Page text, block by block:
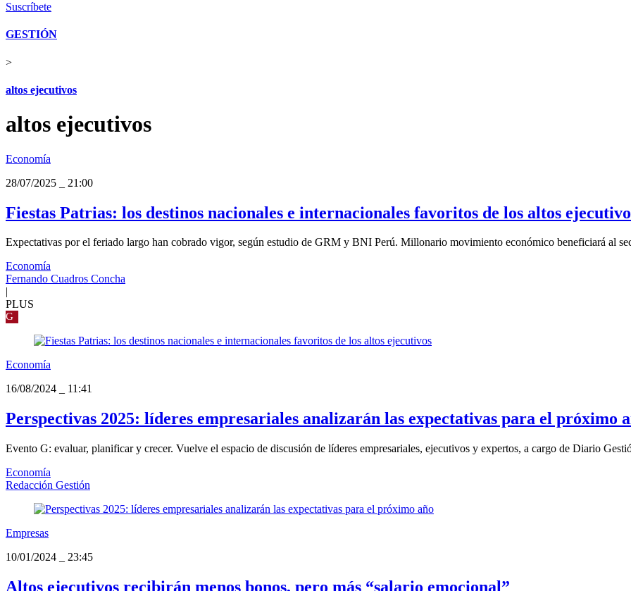
Suscríbete
GESTIÓN
>
altos ejecutivos
altos ejecutivos
Economía
28/07/2025
21:00
Fiestas Patrias: los destinos nacionales e internacionales favoritos de los altos
Expectativas por el feriado largo han cobrado vigor, según estudio de GRM y BNI Perú. Millonario movimiento económico beneficiará al
Economía
Fernando Cuadros Concha
PLUS
G
Economía
16/08/2024
11:41
Perspectivas 2025: líderes empresariales analizarán las expectativas para el próximo
Evento G: evaluar, planificar y crecer. Vuelve el espacio de discusión de líderes empresariales, ejecutivos y expertos, a cargo de Diario
Economía
Redacción Gestión
Empresas
10/01/2024
23:45
Altos ejecutivos recibirán menos bonos, pero más “salario emocional”